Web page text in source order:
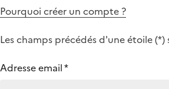
Pourquoi créer un compte ?
Les champs précédés d'une étoile (*)
Adresse email*